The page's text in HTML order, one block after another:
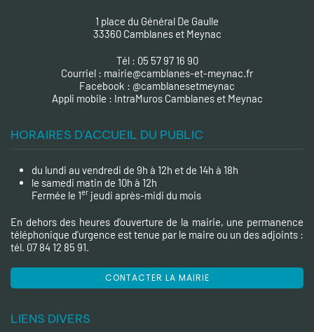
1 place du Général De Gaulle
33360 Camblanes et Meynac
Tél : 05 57 97 16 90
Courriel : mairie@camblanes-et-meynac.fr
Facebook : @camblanesetmeynac
Appli mobile : IntraMuros Camblanes et Meynac
HORAIRES D'ACCUEIL DU PUBLIC
du lundi au vendredi de 9h à 12h et de 14h à 18h
le samedi matin de 10h à 12h
Fermée le 1er jeudi après-midi du mois
En dehors des heures d’ouverture de la mairie, une permanence
téléphonique d'urgence est tenue par le maire ou un des adjoints :
tél. 07 84 12 85 91.
CONTACTER LA MAIRIE
LIENS DIVERS